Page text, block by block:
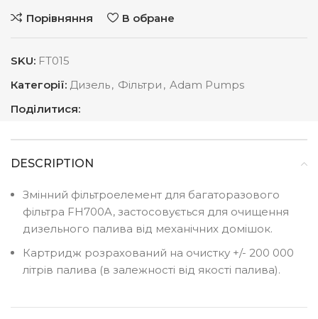
Порівняння В обране
SKU: FT015
Категорії: Дизель, Фільтри , Adam Pumps
Поділитися:
DESCRIPTION
Змінний фільтроелемент для багаторазового
фільтра FH700A, застосовується для очищення
дизельного палива від механічних домішок.
Картридж розрахований на очистку +/- 200 000
літрів палива (в залежності від якості палива).